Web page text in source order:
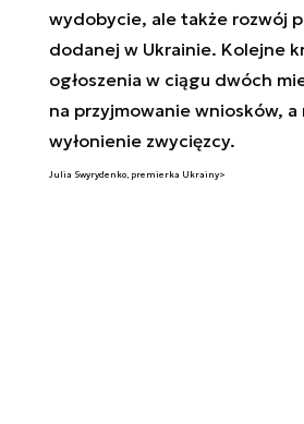
wydobycie, ale także rozwój
dodanej w Ukrainie. Kolejne
ogłoszenia w ciągu dwóch
na przyjmowanie wniosków,
wyłonienie zwycięzcy.
Julia Swyrydenko, premierka Ukrainy>